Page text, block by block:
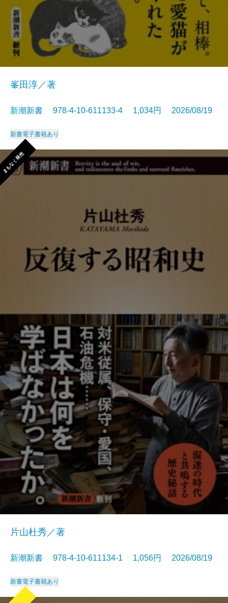
峯田淳／著
新潮新書 978-4-10-611133-4 1,034円 2026/08/19
新書電子書籍あり
まもなく発売
片山杜秀／著
新潮新書 978-4-10-611134-1 1,056円 2026/08/19
新書電子書籍あり